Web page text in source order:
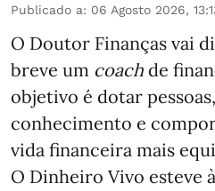
Publicado a: 06 Agosto 2026,
O Doutor Finanças vai
breve um coach de
objetivo é dotar
conhecimento e
vida financeira mais
O Dinheiro Vivo esteve